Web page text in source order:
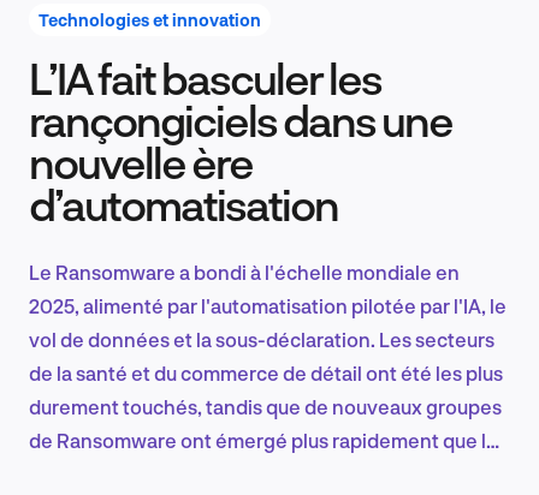
Recherche et conception produit
Tendances sectorielles
EN
FR
Technologies et innovation
L’IA fait basculer les
rançongiciels dans une
nouvelle ère
d’automatisation
Le Ransomware a bondi à l'échelle mondiale en
2025, alimenté par l'automatisation pilotée par l'IA, le
vol de données et la sous-déclaration. Les secteurs
de la santé et du commerce de détail ont été les plus
durement touchés, tandis que de nouveaux groupes
de Ransomware ont émergé plus rapidement que les